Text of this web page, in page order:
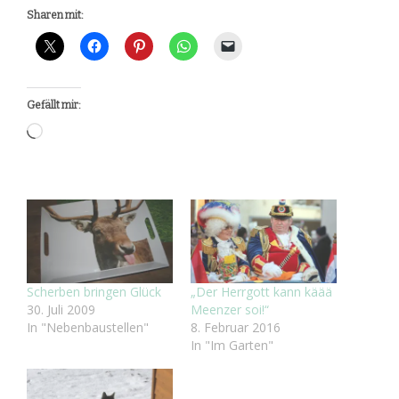
Sharen mit:
Gefällt mir:
Wird
Scherben bringen Glück
30. Juli 2009
In "Nebenbaustellen"
„Der Herrgott kann käää
Meenzer soi!“
8. Februar 2016
In "Im Garten"